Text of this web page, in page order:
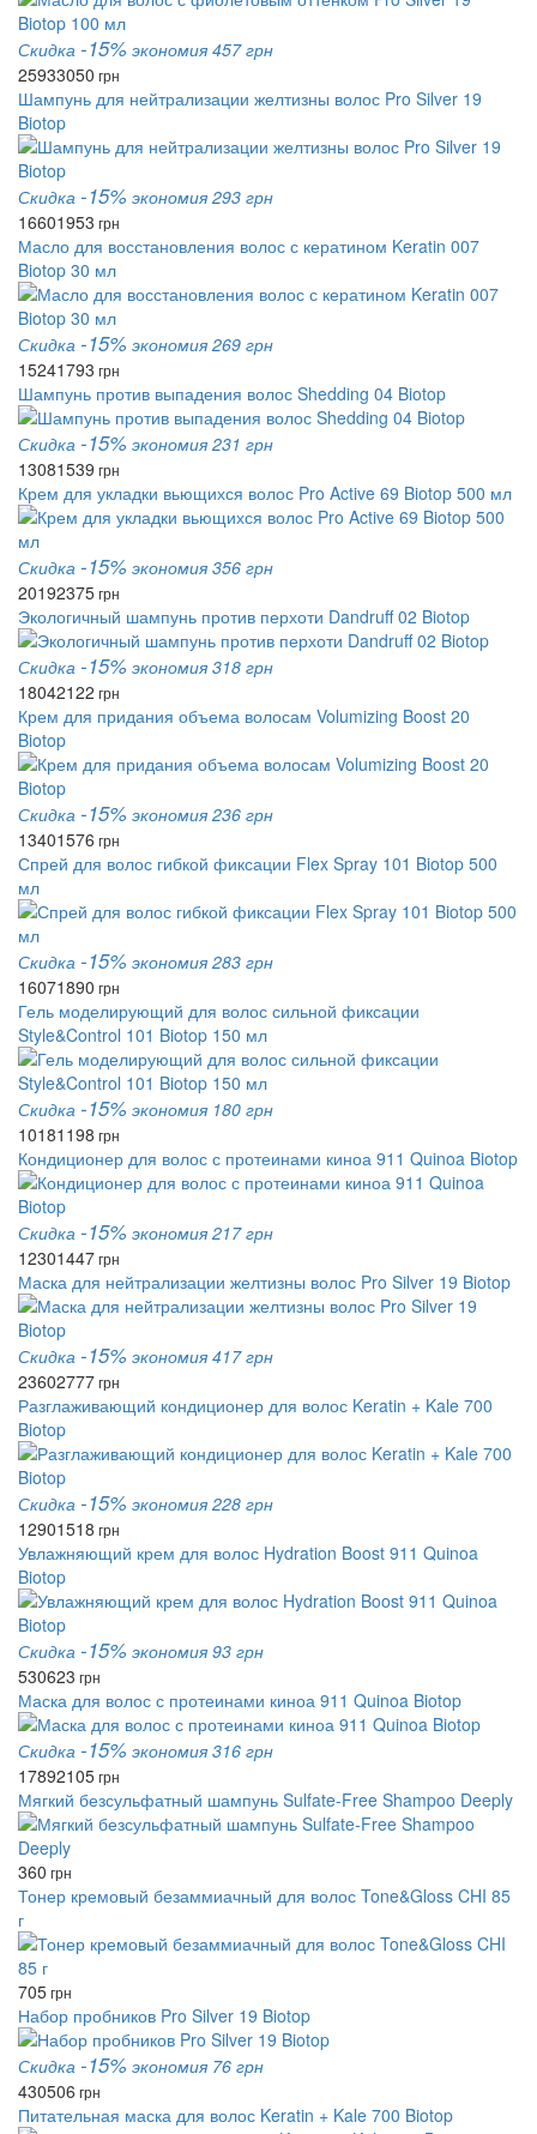
Скидка -15% экономия 457 грн
25933050 грн
Шампунь для нейтрализации желтизны волос Pro Silver 19
Biotop
Скидка -15% экономия 293 грн
16601953 грн
Масло для восстановления волос с кератином Keratin 007
Biotop 30 мл
Скидка -15% экономия 269 грн
15241793 грн
Шампунь против выпадения волос Shedding 04 Biotop
Скидка -15% экономия 231 грн
13081539 грн
Крем для укладки вьющихся волос Pro Active 69 Biotop 500 мл
Скидка -15% экономия 356 грн
20192375грн
Экологичный шампунь против перхоти Dandruff 02 Biotop
Скидка -15% экономия 318 грн
18042122 грн
Крем для придания объема волосам Volumizing Boost 20
Biotop
Скидка -15% экономия 236 грн
13401576 грн
Спрей для волос гибкой фиксации Flex Spray 101 Biotop 500
мл
Скидка -15% экономия 283 грн
16071890 грн
Гель моделирующий для волос сильной фиксации
Style&Control 101 Biotop 150 мл
Скидка -15% экономия 180 грн
10181198 грн
Кондиционер для волос с протеинами киноа 911 Quinoa Biotop
Скидка -15% экономия 217 грн
12301447грн
Маска для нейтрализации желтизны волос Pro Silver 19 Biotop
Скидка -15% экономия 417 грн
23602777грн
Разглаживающий кондиционер для волос Keratin + Kale 700
Biotop
Скидка -15% экономия 228 грн
12901518 грн
Увлажняющий крем для волос Hydration Boost 911 Quinoa
Biotop
Скидка -15% экономия 93 грн
530623 грн
Маска для волос с протеинами киноа 911 Quinoa Biotop
Скидка -15% экономия 316 грн
17892105грн
Мягкий безсульфатный шампунь Sulfate-Free Shampoo Deeply
360 грн
Тонер кремовый безаммиачный для волос Tone&Gloss CHI 85
г
705грн
Набор пробников Pro Silver 19 Biotop
Скидка -15% экономия 76 грн
430506 грн
Питательная маска для волос Keratin + Kale 700 Biotop